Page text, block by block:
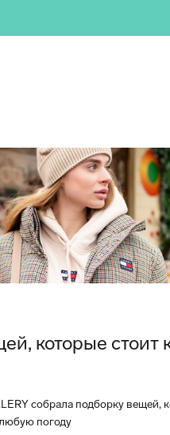
которые стоит
собрала подборку вещей,
погоду